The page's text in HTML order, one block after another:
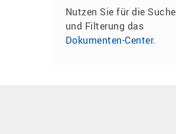
Nutzen Sie für die Suche
und Filterung das
Dokumenten-Center.